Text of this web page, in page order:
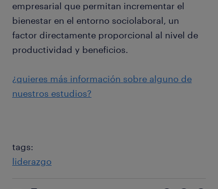
empresarial que permitan incrementar el
bienestar en el entorno sociolaboral, un
factor directamente proporcional al nivel de
productividad y beneficios.
¿quieres más información sobre alguno de
nuestros estudios?
tags:
liderazgo